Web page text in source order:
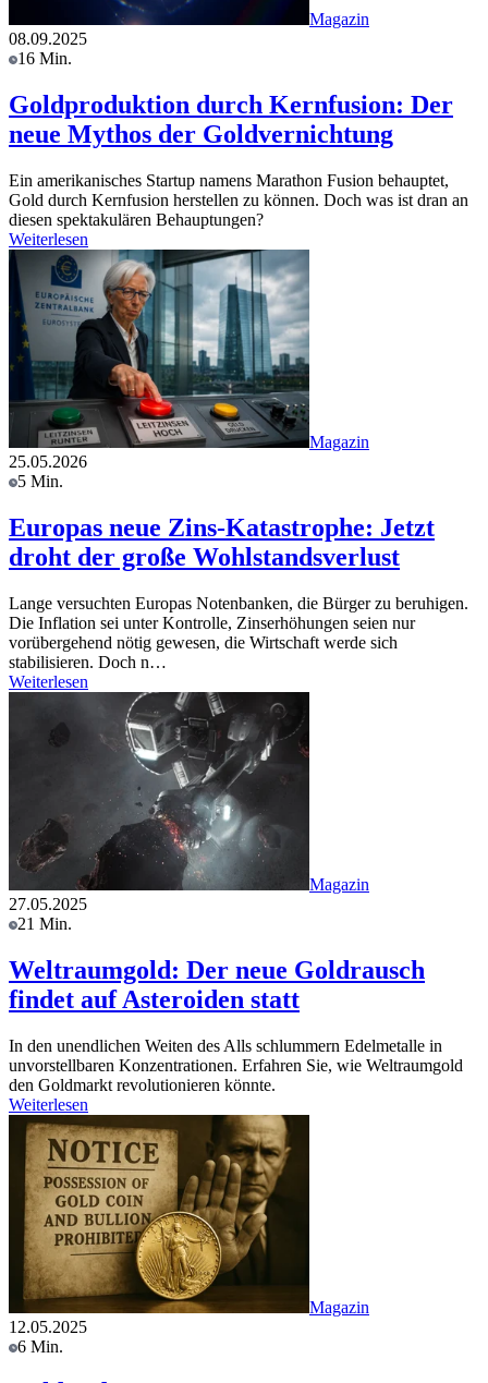
Magazin
08.09.2025
16 Min.
Goldproduktion durch Kernfusion: Der
neue Mythos der Goldvernichtung
Ein amerikanisches Startup namens Marathon Fusion behauptet,
Gold durch Kernfusion herstellen zu können. Doch was ist dran an
diesen spektakulären Behauptungen?
Weiterlesen
Magazin
25.05.2026
5 Min.
Europas neue Zins-Katastrophe: Jetzt
droht der große Wohlstandsverlust
Lange versuchten Europas Notenbanken, die Bürger zu beruhigen.
Die Inflation sei unter Kontrolle, Zinserhöhungen seien nur
vorübergehend nötig gewesen, die Wirtschaft werde sich
stabilisieren. Doch n…
Weiterlesen
Magazin
27.05.2025
21 Min.
Weltraumgold: Der neue Goldrausch
findet auf Asteroiden statt
In den unendlichen Weiten des Alls schlummern Edelmetalle in
unvorstellbaren Konzentrationen. Erfahren Sie, wie Weltraumgold
den Goldmarkt revolutionieren könnte.
Weiterlesen
Magazin
12.05.2025
6 Min.